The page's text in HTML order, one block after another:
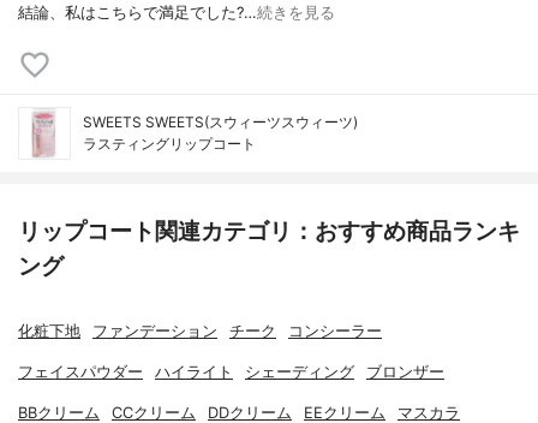
結論、私はこちらで満足でした?…続きを見る
SWEETS SWEETS(スウィーツスウィーツ)
ラスティングリップコート
リップコート関連カテゴリ：おすすめ商品ランキ
ング
化粧下地 ファンデーション チーク コンシーラー
フェイスパウダー ハイライト シェーディング ブロンザー
BBクリーム CCクリーム DDクリーム EEクリーム マスカラ